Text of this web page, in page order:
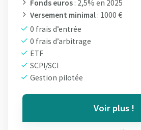
Fonds euros : 2,5% en 2025
Versement minimal : 1000 €
0 frais d’entrée
0 frais d’arbitrage
ETF
SCPI/SCI
Gestion pilotée
Voir plus !